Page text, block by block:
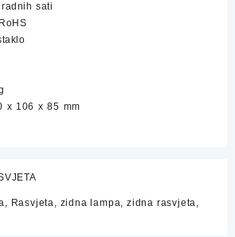
sati
x 106 x 85 mm
, Rasvjeta, zidna lampa,zidna rasvjeta,